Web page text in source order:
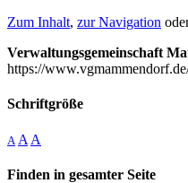
Zum Inhalt, zur Navigation
Verwaltungsgemeinschaft
https://
Schriftgröße
A A A
Finden in gesamter Seite